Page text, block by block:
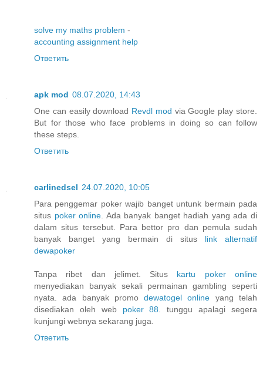
solve my maths problem -
accounting assignment help
Ответить
apk mod 08.07.2020, 14:43
One can easily download Revdl mod via Google play store.
But for those who face problems in doing so can follow
these steps.
Ответить
carlinedsel 24.07.2020, 10:05
Para penggemar poker wajib banget untunk bermain pada
situs poker online . Ada banyak banget hadiah yang ada di
dalam situs tersebut. Para bettor pro dan pemula sudah
banyak banget yang bermain di situs link alternatif
dewapoker
Tanpa ribet dan jelimet. Situs kartu poker online
menyediakan banyak sekali permainan gambling seperti
nyata. ada banyak promodewatogel online yang telah
disediakan oleh web poker 88 . tunggu apalagi segera
kunjungi webnya sekarang juga.
Ответить